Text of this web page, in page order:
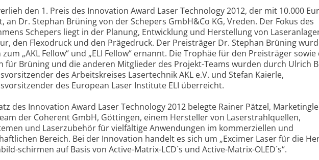
den 1. Preis des Innovation Award Laser Technology 2012, der mit 10.000
an Dr. Stephan Brüning von der Schepers GmbH&Co KG, Vreden. Der Fokus des
Schepers liegt in der Planung, Entwicklung und Herstellung von
den Flexodruck und den Prägedruck. Der Preisträger Dr. Stephan Brüning
„AKL Fellow“ und „ELI Fellow“ ernannt. Die Trophäe für den Preisträger sowie
für Brüning und die anderen Mitglieder des Projekt-Teams wurden durch Ulrich
des Arbeitskreises Lasertechnik AKL e.V. und Stefan Kaierle,
des European Laser Institute ELI überreicht.
des Innovation Award Laser Technology 2012 belegte Rainer Pätzel,
der Coherent GmbH, Göttingen, einem Hersteller von Laserstrahlquellen,
und Laserzubehör für vielfältige Anwendungen im kommerziellen und
Bereich. Bei der Innovation handelt es sich um „Excimer Laser für die
schirmen auf Basis von Active-Matrix-LCD´s und Active-Matrix-OLED´s“.